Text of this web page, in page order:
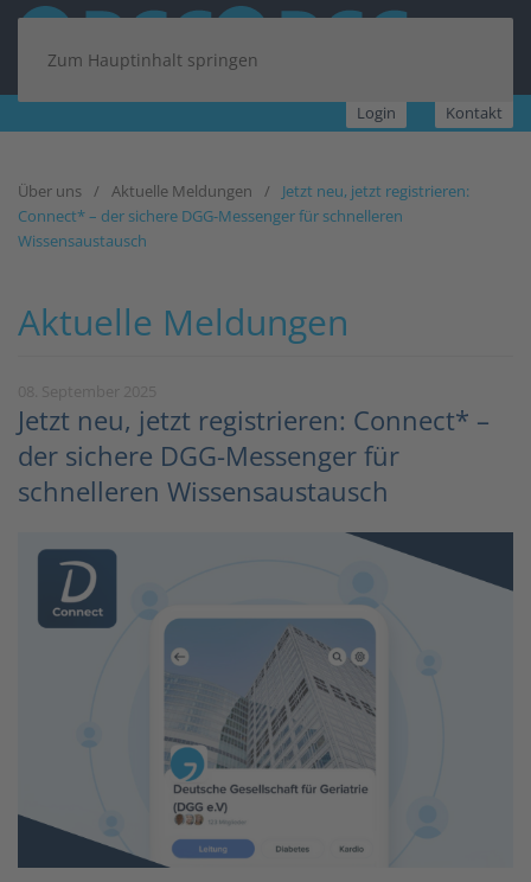
Zum Hauptinhalt springen
Login Kontakt
Über uns Aktuelle Meldungen
Jetzt neu, jetzt registrieren:
Connect* – der sichere DGG-Messenger für schnelleren
Wissensaustausch
Aktuelle Meldungen
Jetzt neu, jetzt registrieren: Connect* –
der sichere DGG-Messenger für
schnelleren Wissensaustausch